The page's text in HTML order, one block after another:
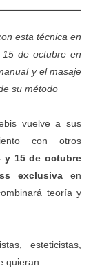
esta técnica en
de octubre en
y el masaje
su método
vuelve a sus
con otros
y 15 de octubre
exclusivaen
teoría y
esteticistas,
quieran: